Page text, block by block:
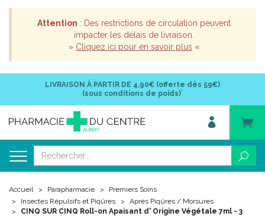
Attention : Des restrictions de circulation peuvent
impacter les délais de livraison.
» Cliquez ici pour en savoir plus «
LIVRAISON À PARTIR DE 4,90€ (offerte dès 59€)
(sous conditions de poids)*
Accueil Parapharmacie
Premiers Soins
Insectes Répulsifs et Piqûres
Après Piqûres / Morsures
CINQ SUR CINQ Roll-on Apaisant d' Origine Végétale 7ml - 3